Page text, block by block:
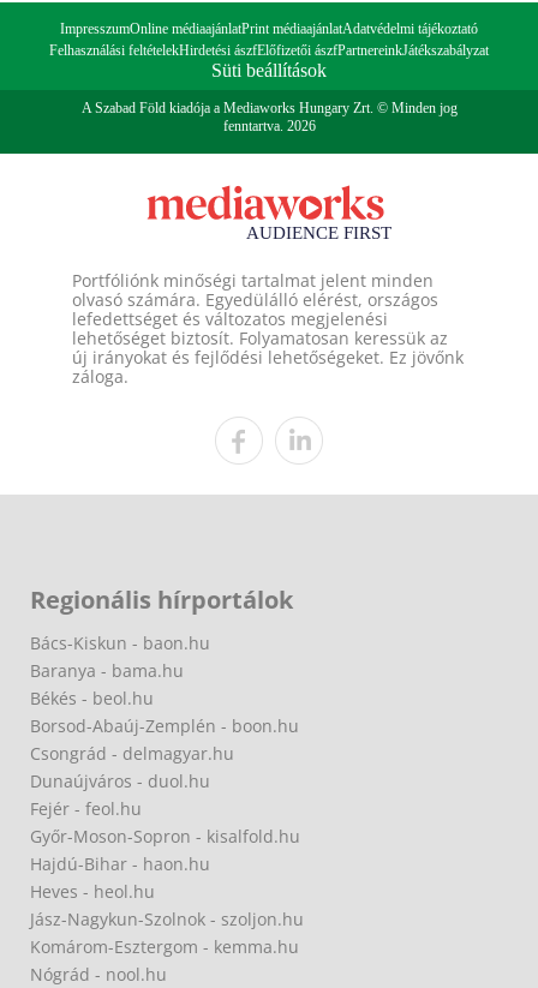
ImpresszumOnline médiaajánlatPrint médiaajánlatAdatvédelmi tájékoztató
Felhasználási feltételekHirdetési ászfElőfizetői ászfPartnereinkJátékszabályzat
Süti beállítások
A Szabad Föld kiadója a Mediaworks Hungary Zrt. © Minden jog
fenntartva. 2026
Portfóliónk minőségi tartalmat jelent minden
olvasó számára. Egyedülálló elérést, országos
lefedettséget és változatos megjelenési
lehetőséget biztosít. Folyamatosan keressük az
új irányokat és fejlődési lehetőségeket. Ez jövőnk
záloga.
Regionális hírportálok
Bács-Kiskun - baon.hu
Baranya - bama.hu
Békés - beol.hu
Borsod-Abaúj-Zemplén - boon.hu
Csongrád - delmagyar.hu
Dunaújváros - duol.hu
Fejér - feol.hu
Győr-Moson-Sopron - kisalfold.hu
Hajdú-Bihar - haon.hu
Heves - heol.hu
Jász-Nagykun-Szolnok - szoljon.hu
Komárom-Esztergom - kemma.hu
Nógrád - nool.hu